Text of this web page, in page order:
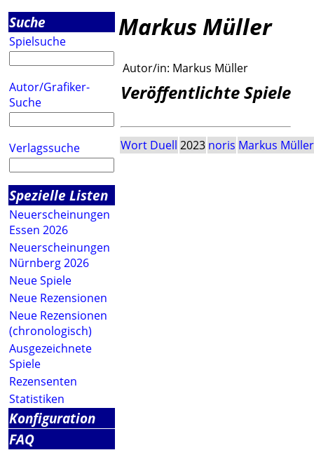
Suche
Spielsuche
Autor/Grafiker-
Suche
Verlagssuche
Spezielle Listen
Neuerscheinungen
Essen 2026
Neuerscheinungen
Nürnberg 2026
Neue Spiele
Neue Rezensionen
Neue Rezensionen
(chronologisch)
Ausgezeichnete
Spiele
Rezensenten
Statistiken
Konfiguration
FAQ
Markus Müller
Autor/in: Markus Müller
Veröffentlichte Spiele
Wort Duell 2023 noris Markus Müller